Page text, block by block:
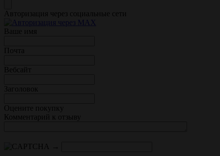
Авторизация через социальные сети
Ваше имя
Почта
Вебсайт
Заголовок
Оцените покупку
Комментарий к отзыву
→